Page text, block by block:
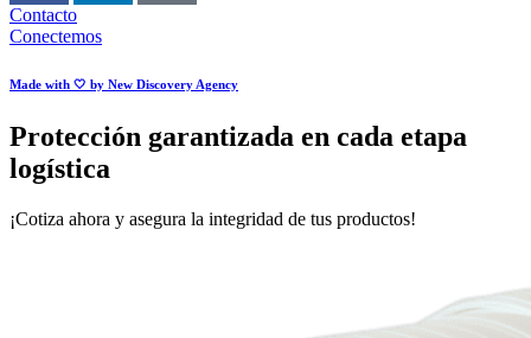
Contacto
Conectemos
Made with 🤍 by New Discovery Agency
Protección garantizada en cada etapa
logística
¡Cotiza ahora y asegura la integridad de tus productos!